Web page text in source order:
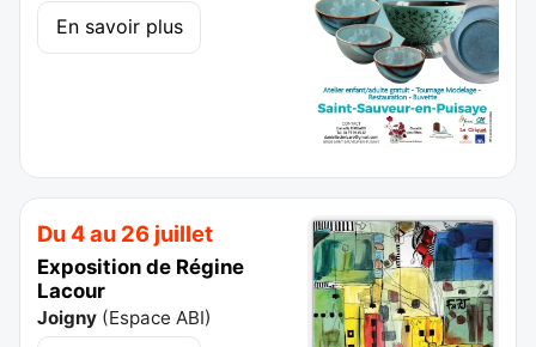
En savoir plus
Du 4 au 26 juillet
Exposition de Régine
Lacour
Joigny (Espace ABI)